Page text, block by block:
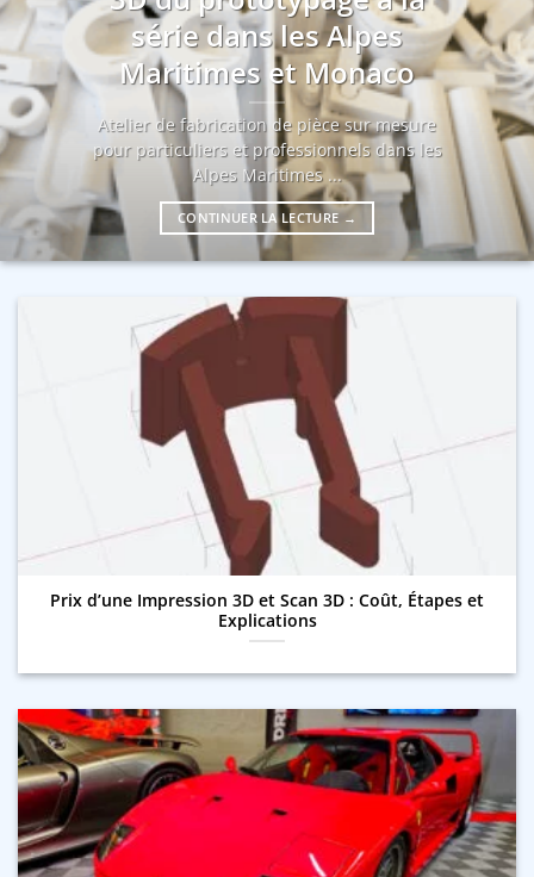
série dans les Alpes
Maritimes et Monaco
Atelier de fabrication de pièce sur mesure
pour particuliers et professionnels dans les
Alpes Maritimes ...
CONTINUER LA LECTURE →
Prix d’une Impression 3D et Scan 3D : Coût, Étapes et
Explications